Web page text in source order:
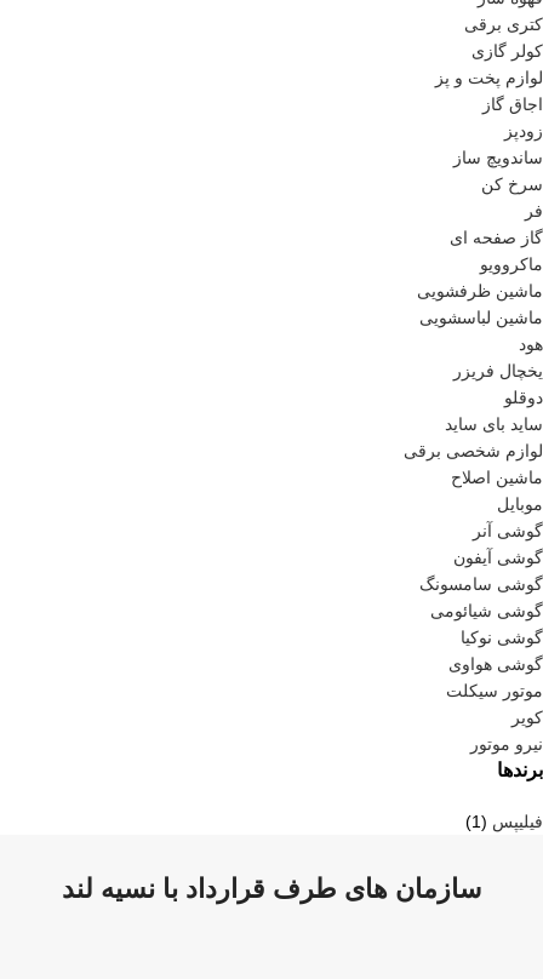
کتری برقی
کولر گازی
لوازم پخت و پز
اجاق گاز
زودپز
ساندویچ ساز
سرخ کن
فر
گاز صفحه ای
ماکروویو
ماشین ظرفشویی
ماشین لباسشویی
هود
یخچال فریزر
دوقلو
ساید بای ساید
لوازم شخصی برقی
ماشین اصلاح
موبایل
گوشی آنر
گوشی آیفون
گوشی سامسونگ
گوشی شیائومی
گوشی نوکیا
گوشی هواوی
موتور سیکلت
کویر
نیرو موتور
برندها
فیلیپس (1)
سازمان های طرف قرارداد با نسیه لند